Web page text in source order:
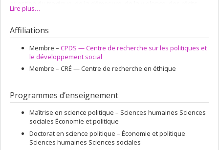
des rescapé.e.s d’expériences limites et de la philosophie du
pensée critique et féministe, en interrogeant les notions de
vulnérabilité, de précarité, de genre et de matérialité.
Lire plus…
Affiliations
Membre – CPDS — Centre de recherche sur les politiques et
le développement social
Membre – CRÉ — Centre de recherche en éthique
Programmes d’enseignement
Maîtrise en science politique – Sciences humaines Sciences
sociales Économie et politique
Doctorat en science politique – Économie et politique
Sciences humaines Sciences sociales